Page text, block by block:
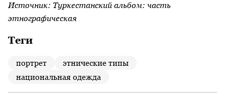
Источник: Туркестанский альбом: часть
этнографическая
Теги
портрет
этнические типы
национальная одежда